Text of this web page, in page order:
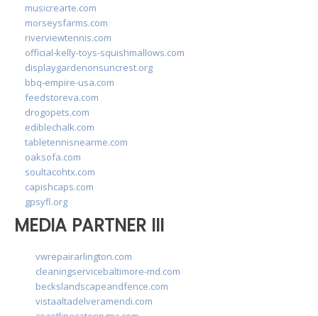
musicrearte.com
morseysfarms.com
riverviewtennis.com
official-kelly-toys-squishmallows.com
displaygardenonsuncrest.org
bbq-empire-usa.com
feedstoreva.com
drogopets.com
ediblechalk.com
tabletennisnearme.com
oaksofa.com
soultacohtx.com
capishcaps.com
gpsyfl.org
MEDIA PARTNER III
vwrepairarlington.com
cleaningservicebaltimore-md.com
beckslandscapeandfence.com
vistaaltadelveramendi.com